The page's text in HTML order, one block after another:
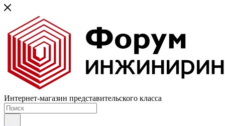
Интернет-магазин представительского класса